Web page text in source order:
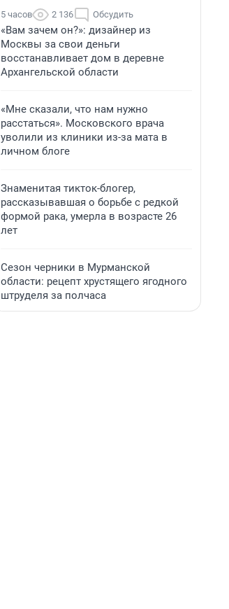
5 часов 2 136 Обсудить
«Вам зачем он?»: дизайнер из
Москвы за свои деньги
восстанавливает дом в деревне
Архангельской области
«Мне сказали, что нам нужно
расстаться». Московского врача
уволили из клиники из-за мата в
личном блоге
Знаменитая тикток-блогер,
рассказывавшая о борьбе с редкой
формой рака, умерла в возрасте 26
лет
Сезон черники в Мурманской
области: рецепт хрустящего ягодного
штруделя за полчаса